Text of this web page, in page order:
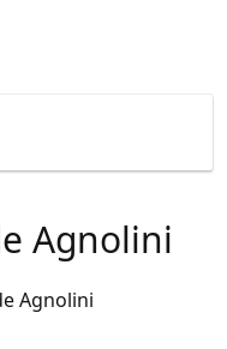
Agnolini